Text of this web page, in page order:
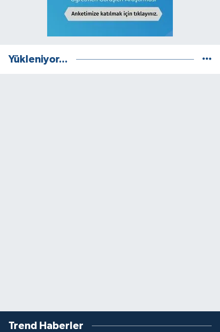
Yükleniyor...
Trend Haberler